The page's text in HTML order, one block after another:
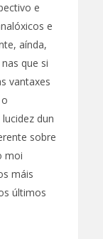
e
e
aínda,
que si
vantaxes
dun
sobre
moi
máis
últimos